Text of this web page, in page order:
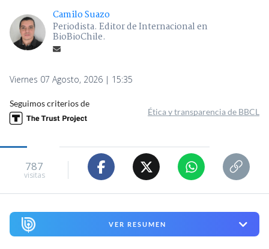
Camilo Suazo
Periodista. Editor de Internacional en
BioBioChile.
Viernes 07 Agosto, 2026 | 15:35
Seguimos criterios de
Ética y transparencia de BBCL
787
visitas
VER RESUMEN